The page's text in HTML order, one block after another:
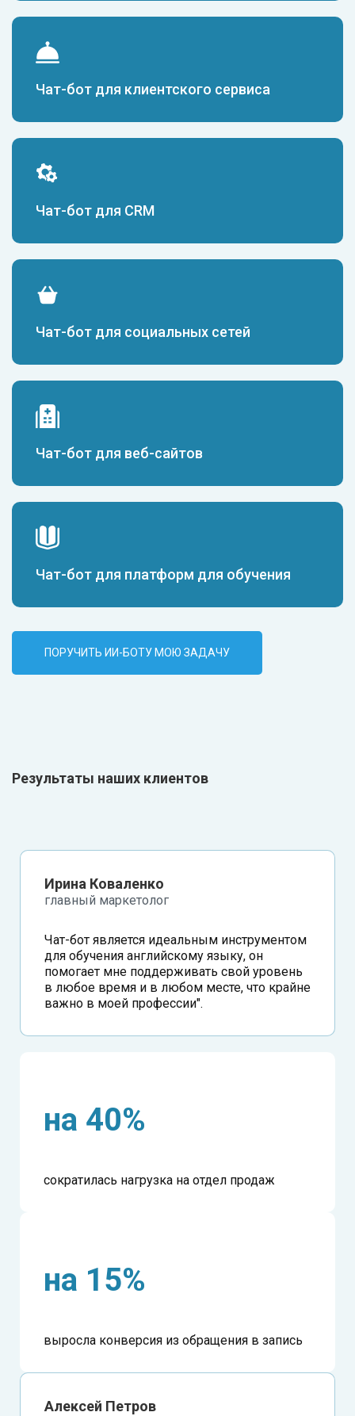
Чат-бот для клиентского сервиса
Чат-бот для CRM
Чат-бот для социальных сетей
Чат-бот для веб-сайтов
Чат-бот для платформ для обучения
ПОРУЧИТЬ ИИ-БОТУ МОЮ ЗАДАЧУ
Результаты наших клиентов
Ирина Коваленко
главный маркетолог
Чат-бот является идеальным инструментом
для обучения английскому языку, он
помогает мне поддерживать свой уровень
в любое время и в любом месте, что крайне
важно в моей профессии".
на 40%
сократилась нагрузка на отдел продаж
на 15%
выросла конверсия из обращения в запись
Алексей Петров